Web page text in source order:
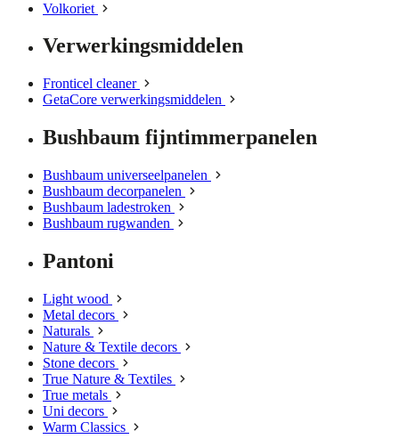
Volkoriet
Verwerkingsmiddelen
Fronticel cleaner
GetaCore verwerkingsmiddelen
Bushbaum fijntimmerpanelen
Bushbaum universeelpanelen
Bushbaum decorpanelen
Bushbaum ladestroken
Bushbaum rugwanden
Pantoni
Light wood
Metal decors
Naturals
Nature & Textile decors
Stone decors
True Nature & Textiles
True metals
Uni decors
Warm Classics